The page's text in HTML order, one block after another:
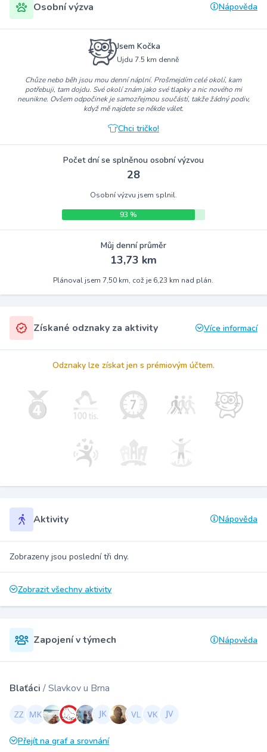
Osobní výzva Nápověda
Jsem Kočka
Ujdu 7.5 km denně
Chůze nebo běh jsou mou denní náplní. Prošmejdím celé okolí, kam
potřebuji, tam dojdu. Své okolí znám jako své tlapky a nic nového mi
neunikne. Ovšem odpočinek je samozřejmou součástí, takže žádný podiv,
když mě najdete se někde válet.
Chci tričko!
Počet dní se splněnou osobní výzvou
28
Osobní výzvu jsem splnil.
93 %
Můj denní průměr
13,73 km
Plánoval jsem 7,50 km, což je 6,23 km nad plán.
Získané odznaky za aktivity Více informací
Odznaky lze získat jen s prémiovým účtem.
Aktivity Nápověda
Zobrazeny jsou poslední tři dny.
Zobrazit všechny aktivity
Zapojení v týmech Nápověda
Blaťáci / Slavkov u Brna
Přejít na graf a srovnání